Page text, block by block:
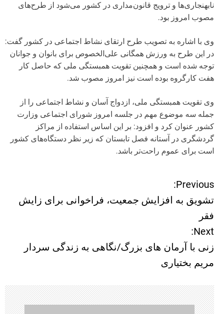
نابهنجاری‌ها و ترویج قانون‌مداری در کشور می‌شود از طرح‌های
مصوب امروز بود.
وی با اشاره به تصویب طرح ارتقای نشاط اجتماعی در کشور گفت:
در این طرح به ورزش همگانی علی‌الخصوص برای بانوان و جوانان
توجه شده است و همچنین تقویت همبستگی ملی که حاصل کار
هفت کارگروه بوده است نیز امروز مصوب شد.
وی تقویت همبستگی ملی، ازدواج آسان و نشاط اجتماعی را از
جمله سه موضوع مهم در جلسه امروز شورای اجتماعی وزارت
کشور عنوان کرد و افزود: بر این اساس استفاده از مراکز
گردشگری در آستانه فصل تابستان که زیر نظر دستگاه‌های کشور
است برای عموم راحت‌تر باشد.
ر
ا
ه
ب
ر
ی
Previous:
تشویق به افزایش جمعیت، فراخوانی برای زایش
فقر
Next:
زنی با آرمان های بزرگ/نگاهی به زندگی سردار
مریم بختیاری